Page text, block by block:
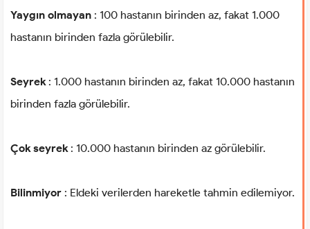
Yaygın olmayan : 100 hastanın birinden az, fakat 1.000
hastanın birinden fazla görülebilir.
Seyrek : 1.000 hastanın birinden az, fakat 10.000 hastanın
birinden fazla görülebilir.
Çok seyrek : 10.000 hastanın birinden az görülebilir.
Bilinmiyor : Eldeki verilerden hareketle tahmin edilemiyor.